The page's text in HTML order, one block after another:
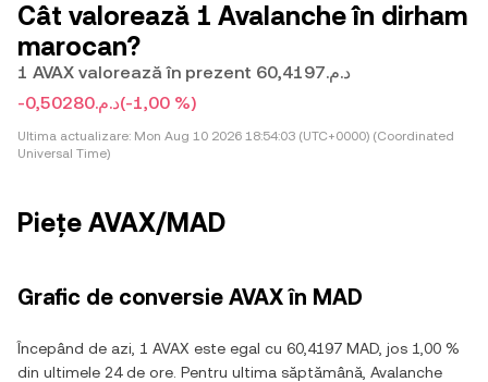
Cât valorează 1 Avalanche în dirham
marocan?
1 AVAX valorează în prezent د.م.60,4197
-د.م.0,50280(-1,00 %)
Ultima actualizare: Mon Aug 10 2026 18:54:03 (UTC+0000) (Coordinated
Universal Time)
Piețe AVAX/MAD
Grafic de conversie AVAX în MAD
Începând de azi, 1 AVAX este egal cu 60,4197 MAD, jos 1,00 %
din ultimele 24 de ore. Pentru ultima săptămână, Avalanche